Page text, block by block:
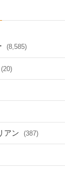
(8,585)
(20)
アン (387)